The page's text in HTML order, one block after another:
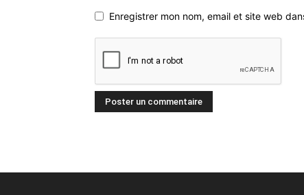
Enregistrer mon nom, email et site web